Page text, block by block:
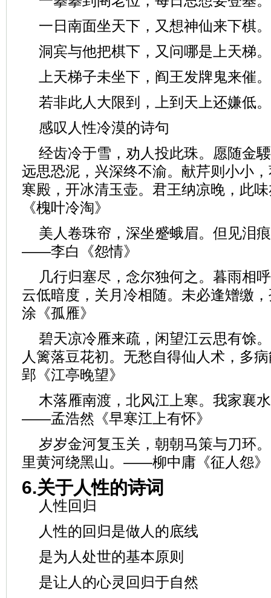
一日南面坐天下，又想神仙来下棋。
洞宾与他把棋下，又问哪是上天梯。
上天梯子未坐下，阎王发牌鬼来催。
若非此人大限到，上到天上还嫌低。
感叹人性冷漠的诗句
经齿冷于雪，劝人投此珠。愿随金
远思恐泥，兴深终不渝。献芹则小小
寒殿，开冰清玉壶。君王纳凉晚，此
《槐叶冷淘》
美人卷珠帘，深坐蹙蛾眉。但见泪
——李白《怨情》
几行归塞尽，念尔独何之。暮雨相
云低暗度，关月冷相随。未必逢矰缴
涂《孤雁》
碧天凉冷雁来疏，闲望江云思有馀
人篱落豆花初。无愁自得仙人术，多
郢《江亭晚望》
木落雁南渡，北风江上寒。我家襄
——孟浩然《早寒江上有怀》
岁岁金河复玉关，朝朝马策与刀环
里黄河绕黑山。——柳中庸《征人怨》
6.关于人性的诗词
人性回归
人性的回归是做人的底线
是为人处世的基本原则
是让人的心灵回归于自然